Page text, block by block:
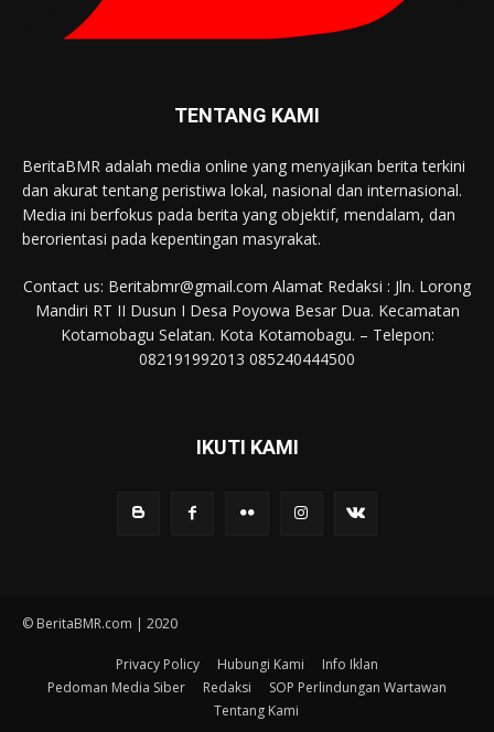
TENTANG KAMI
BeritaBMR adalah media online yang menyajikan berita terkini
dan akurat tentang peristiwa lokal, nasional dan internasional.
Media ini berfokus pada berita yang objektif, mendalam, dan
berorientasi pada kepentingan masyrakat.
Contact us: Beritabmr@gmail.com Alamat Redaksi : Jln. Lorong
Mandiri RT II Dusun I Desa Poyowa Besar Dua. Kecamatan
Kotamobagu Selatan. Kota Kotamobagu. – Telepon:
082191992013 085240444500
IKUTI KAMI
© BeritaBMR.com | 2020
Privacy Policy Hubungi Kami
Info Iklan
Pedoman Media Siber
Redaksi
SOP Perlindungan Wartawan
Tentang Kami